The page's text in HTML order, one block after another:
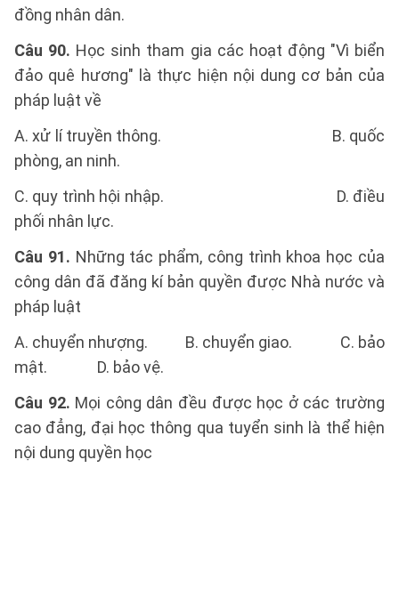
đồng nhân dân.
Câu 90. Học sinh tham gia các hoạt động "Vì biển
đảo quê hương" là thực hiện nội dung cơ bản của
pháp luật về
A. xử lí truyền thông. B. quốc
phòng, an ninh.
C. quy trình hội nhập. D. điều
phối nhân lực.
Câu 91. Những tác phẩm, công trình khoa học của
công dân đã đăng kí bản quyền được Nhà nước và
pháp luật
A. chuyển nhượng. B. chuyển giao. C. bảo
mật. D. bảo vệ.
Câu 92. Mọi công dân đều được học ở các trường
cao đẳng, đại học thông qua tuyển sinh là thể hiện
nội dung quyền học